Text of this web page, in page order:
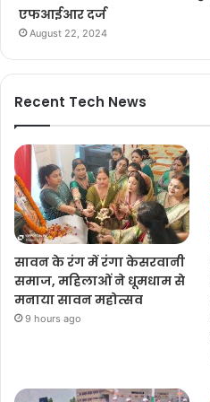
एफआईआर दर्ज
August 22, 2024
Recent Tech News
सावन के रंग में रंगा केसरवानी
समाज, महिलाओं ने धूमधाम से
मनाया सावन महोत्सव
9 hours ago